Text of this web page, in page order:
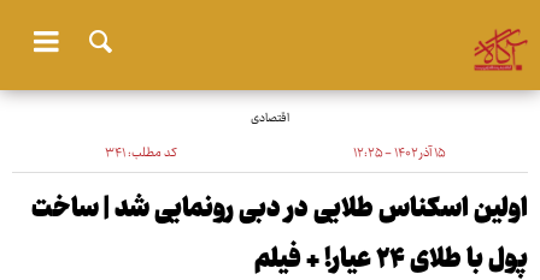
اقتصادی
۱۵ آذر ۱۴۰۲ - ۱۲:۲۵ کد مطلب:۳۴۱
اولین اسکناس طلایی در دبی رونمایی شد | ساخت
پول با طلای ۲۴ عیار! + فیلم